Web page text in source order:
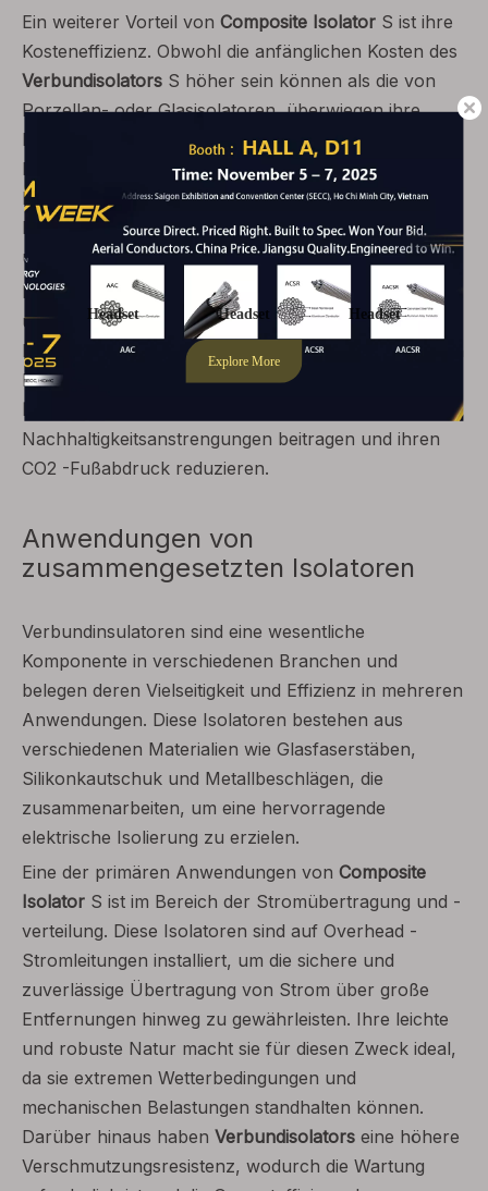
Ein weiterer Vorteil von Composite Isolator S ist ihre
Kosteneffizienz. Obwohl die anfänglichen Kosten des
Verbundisolators S höher sein können als die von
Porzellan- oder Glasisolatoren, überwiegen ihre
langfristigen Vorteile die Investition.
Kompositisolatoren erfordern eine minimale Wartung,
haben eine längere Lebensdauer und bieten eine
bessere Leistung, was zu reduzierten Ausfallzeiten
und niedrigeren Gesamtkosten führt.
Darüber hinaus sind
zusammengesetzte Isolators
umweltfreundlich. Sie bestehen aus ungiftigen
Materialien wie Silikonkautschuk, die recycelt werden
können. Durch die Auswahl vonComposite -
Nachhaltigkeitsanstrengungen beitragen und ihren
CO2 -Fußabdruck reduzieren.
Anwendungen von
zusammengesetzten Isolatoren
Verbundinsulatoren sind eine wesentliche
Komponente in verschiedenen Branchen und
belegen deren Vielseitigkeit und Effizienz in mehreren
Anwendungen. Diese Isolatoren bestehen aus
verschiedenen Materialien wie Glasfaserstäben,
Silikonkautschuk und Metallbeschlägen, die
zusammenarbeiten, um eine hervorragende
elektrische Isolierung zu erzielen.
Eine der primären Anwendungen von Composite
Isolator S ist im Bereich der Stromübertragung und -
verteilung. Diese Isolatoren sind auf Overhead -
Stromleitungen installiert, um die sichere und
zuverlässige Übertragung von Strom über große
Entfernungen hinweg zu gewährleisten. Ihre leichte
und robuste Natur macht sie für diesen Zweck ideal,
da sie extremen Wetterbedingungen und
mechanischen Belastungen standhalten können.
Darüber hinaus haben Verbundisolators eine höhere
Verschmutzungsresistenz, wodurch die Wartung